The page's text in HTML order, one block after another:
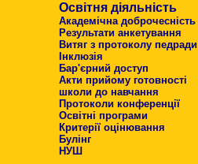
Освітня діяльність
Академічна доброчесність
Результати анкетування
Витяг з протоколу педради
Інклюзія
Бар'єрний доступ
Акти прийому готовності
школи до навчання
Протоколи конференції
Освітні програми
Критерії оцінювання
Булінг
НУШ